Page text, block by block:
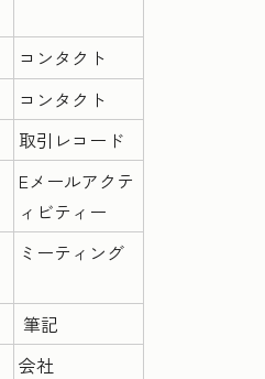
コンタクト
コンタクト
取引レコード
Eメールアクテ
ィビティー
ミーティング
筆記
会社